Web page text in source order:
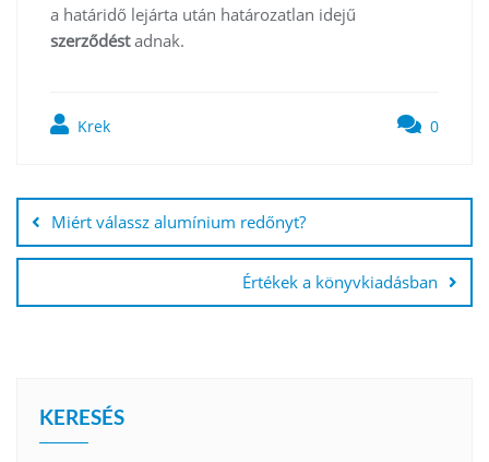
a határidő lejárta után határozatlan idejű
szerződéstadnak.
Krek 0
navigáció
Miért válassz alumínium redőnyt?
Értékek a könyvkiadásban
KERESÉS